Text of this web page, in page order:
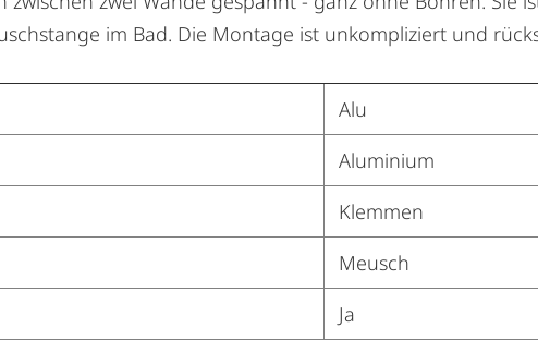
im Bad. Die Montage ist unkompliziert und
Alu
Aluminium
Klemmen
Meusch
Ja